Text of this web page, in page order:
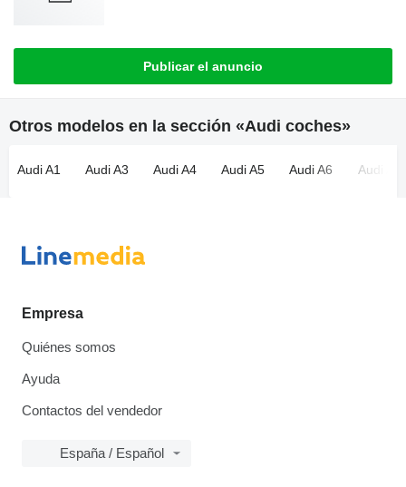
Publicar el anuncio
Otros modelos en la sección «Audi coches»
Audi A1 Audi A3 Audi A4 Audi A5 Audi A6 Audi A7
Empresa
Quiénes somos
Ayuda
Contactos del vendedor
España / Español